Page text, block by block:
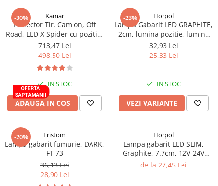
Seturi de Becuri Auto
Faruri Camioane, Utilaje &
Tractoare
Lampi de ceata
Lampi Gabarit LED
Lampi gabarit auto si remorci
Lampi gabarit cu brat auto si
remorci
Lampi LED auto dedicate
Lampi numar Inmatriculare
Lampi Stop, Semnalizare & Triple
Lampi Fata cu Bec & Semnalizare
-30% Kamar
Proiector Tir, Camion, Off
Road, LED X Spider cu pozitie,
faza si stroboscop portocaliu,
12/24V, 24.5cm, omologat
713,47 Lei
498,50 Lei
IN STOC
ADAUGA IN COS
-23% Horpol
Lampa Gabarit LED GRAPHITE,
2cm, lumina pozitie, lumina
gabarit, montaj tub 6cm, 12V-
24V
32,93 Lei
25,33 Lei
IN STOC
VEZI VARIANTE
-20% Fristom
Lampa gabarit fumurie, DARK,
FT 73
36,13 Lei
28,90 Lei
Horpol
Lampa gabarit LED SLIM,
Graphite, 7.7cm, 12V-24V
rosu, portocaliu, alb fumuriu
de la 27,45 Lei